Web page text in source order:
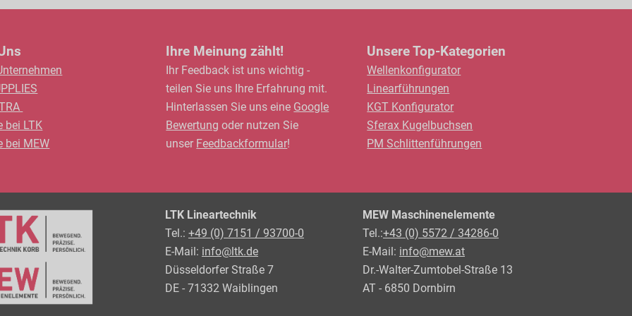
bei LTK
bei MEW
Ihre Meinung zählt!
Ihr Feedback ist uns wichtig -
teilen Sie uns Ihre Erfahrung mit.
Hinterlassen Sie uns eine Google
Bewertung oder nutzen Sie
unser Feedbackformular!
Unsere Top-Kategorien
Wellenkonfigurator
Linearführungen
KGT Konfigurator
Sferax Kugelbuchsen
PM Schlittenführungen
LTK Lineartechnik
Tel.: +49 (0) 7151 / 93700-0
E-Mail: info@ltk.de
Düsseldorfer Straße 7
DE - 71332 Waiblingen
MEW Maschinenelemente
Tel.:+43 (0) 5572 / 34286-0
E-Mail: info@mew.at
Dr.-Walter-Zumtobel-Straße 13
AT - 6850 Dornbirn